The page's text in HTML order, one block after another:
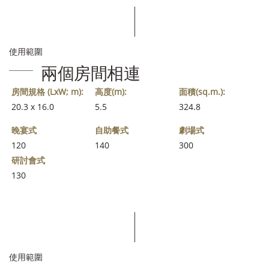
使用範圍
兩個房間相連
房間規格 (LxW; m):
20.3 x 16.0
高度(m):
5.5
面積(sq.m.):
324.8
晚宴式
120
自助餐式
140
劇場式
300
研討會式
130
使用範圍